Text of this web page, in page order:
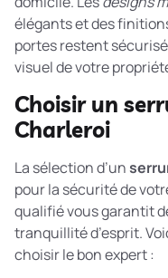
élégants et des
portes restent
visuel de votre
Choisir un
Charleroi
La sélection d’un
pour la sécurité de
qualifié vous garantit
tranquillité d’esprit.
choisir le bon expert :